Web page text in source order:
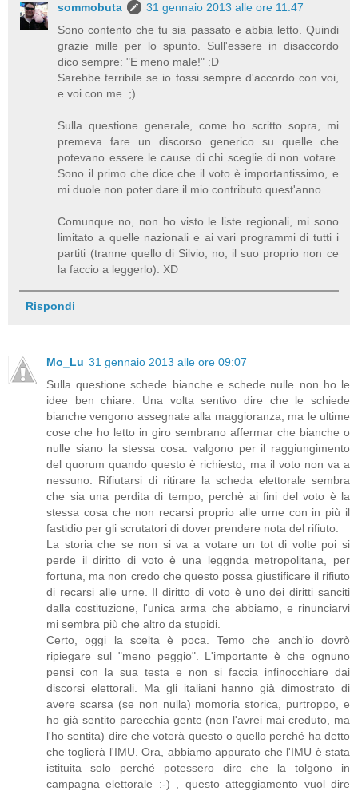
sommobuta
31 gennaio 2013 alle ore 11:47
Sono contento che tu sia passato e abbia letto. Quindi
grazie mille per lo spunto. Sull'essere in disaccordo
dico sempre: "E meno male!" :D
Sarebbe terribile se io fossi sempre d'accordo con voi,
e voi con me. ;)
Sulla questione generale, come ho scritto sopra, mi
premeva fare un discorso generico su quelle che
potevano essere le cause di chi sceglie di non votare.
Sono il primo che dice che il voto è importantissimo, e
mi duole non poter dare il mio contributo quest'anno.
Comunque no, non ho visto le liste regionali, mi sono
limitato a quelle nazionali e ai vari programmi di tutti i
partiti (tranne quello di Silvio, no, il suo proprio non ce
la faccio a leggerlo). XD
Rispondi
Mo_Lu 31 gennaio 2013 alle ore 09:07
Sulla questione schede bianche e schede nulle non ho le
idee ben chiare. Una volta sentivo dire che le schiede
bianche vengono assegnate alla maggioranza, ma le ultime
cose che ho letto in giro sembrano affermar che bianche o
nulle siano la stessa cosa: valgono per il raggiungimento
del quorum quando questo è richiesto, ma il voto non va a
nessuno. Rifiutarsi di ritirare la scheda elettorale sembra
che sia una perdita di tempo, perchè ai fini del voto è la
stessa cosa che non recarsi proprio alle urne con in più il
fastidio per gli scrutatori di dover prendere nota del rifiuto.
La storia che se non si va a votare un tot di volte poi si
perde il diritto di voto è una leggnda metropolitana, per
fortuna, ma non credo che questo possa giustificare il rifiuto
di recarsi alle urne. Il diritto di voto è uno dei diritti sanciti
dalla costituzione, l'unica arma che abbiamo, e rinunciarvi
mi sembra più che altro da stupidi.
Certo, oggi la scelta è poca. Temo che anch'io dovrò
ripiegare sul "meno peggio". L'importante è che ognuno
pensi con la sua testa e non si faccia infinocchiare dai
discorsi elettorali. Ma gli italiani hanno già dimostrato di
avere scarsa (se non nulla) momoria storica, purtroppo, e
ho già sentito parecchia gente (non l'avrei mai creduto, ma
l'ho sentita) dire che voterà questo o quello perché ha detto
che toglierà l'IMU. Ora, abbiamo appurato che l'IMU è stata
istituita solo perché potessero dire che la tolgono in
campagna elettorale :-) , questo atteggiamento vuol dire